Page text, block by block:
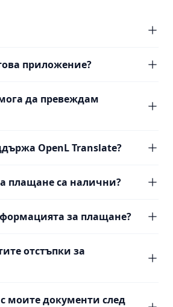
приложение?
да превеждам
OpenL Translate?
плащане са налични?
за плащане?
отстъпки за
моите документи след